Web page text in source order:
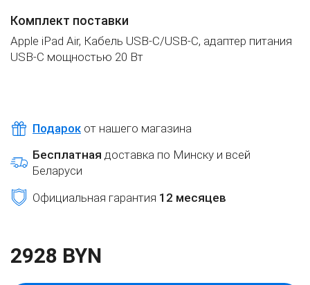
Комплект поставки
Apple iPad Air, Кабель USB‑C/USB‑C, адаптер питания
USB‑C мощностью 20 Вт
Подарок от нашего магазина
Бесплатная доставка по Минску и всей
Беларуси
Официальная гарантия 12 месяцев
2928 BYN